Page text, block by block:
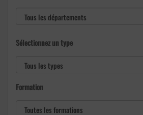
Sélectionnez un type
Formation